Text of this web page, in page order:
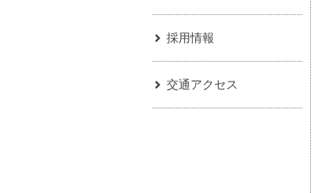
採用情報
交通アクセス